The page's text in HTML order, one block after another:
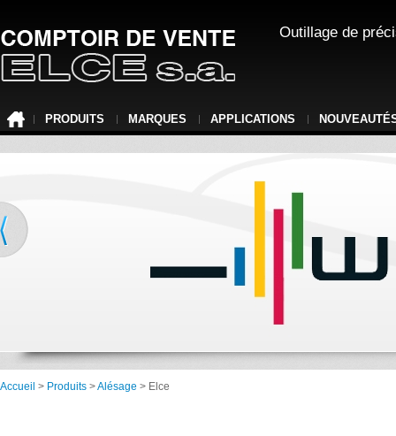
Outillage de
PRODUITS MARQUES APPLICATIONS
Accueil > Produits >Alésage > Elce